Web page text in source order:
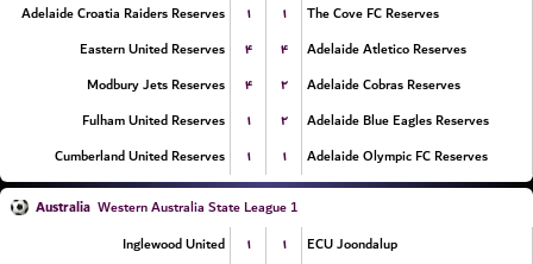
Adelaide Croatia Raiders Reserves
۱ ۱
The Cove FC Reserves
Eastern United Reserves
۴ ۴
Adelaide Atletico Reserves
Modbury Jets Reserves
۴ ۲
Adelaide Cobras Reserves
Fulham United Reserves
۱ ۲
Adelaide Blue Eagles Reserves
Cumberland United Reserves
۱ ۱ Adelaide Olympic FC Reserves
Australia Western Australia State League 1
Inglewood United
۱ ۱
ECU Joondalup